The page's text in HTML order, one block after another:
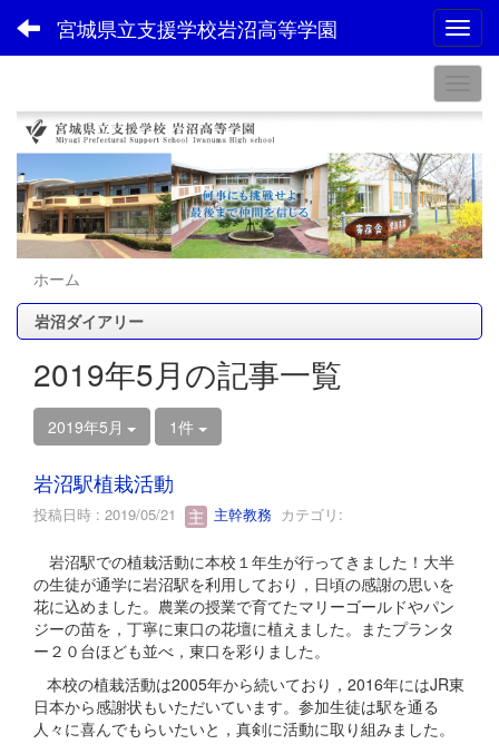
宮城県立支援学校岩沼高等学園
ホーム
岩沼ダイアリー
2019年5月の記事一覧
2019年5月 1件
岩沼駅植栽活動
投稿日時 : 2019/05/21 主幹教務 カテゴリ:
岩沼駅での植栽活動に本校１年生が行ってきました！大半
の生徒が通学に岩沼駅を利用しており，日頃の感謝の思いを
花に込めました。農業の授業で育てたマリーゴールドやパン
ジーの苗を，丁寧に東口の花壇に植えました。またプランタ
ー２０台ほども並べ，東口を彩りました。
本校の植栽活動は2005年から続いており，2016年にはJR東
日本から感謝状もいただいています。参加生徒は駅を通る
人々に喜んでもらいたいと，真剣に活動に取り組みました。